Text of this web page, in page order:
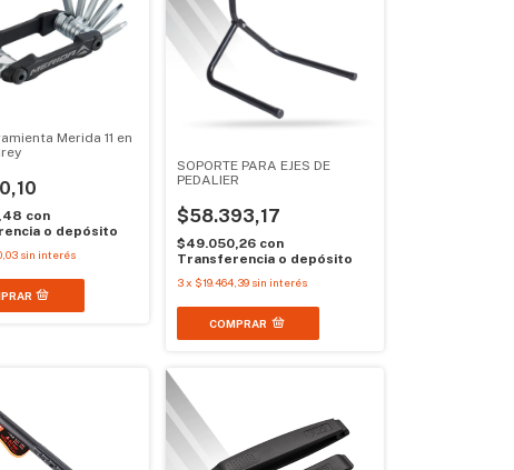
Merida 11 en
con
o depósito
sin interés
SOPORTE PARA EJES DE
PEDALIER
$58.393,17
$49.050,26 con
Transferencia o depósito
3x $19.464,39 sin interés